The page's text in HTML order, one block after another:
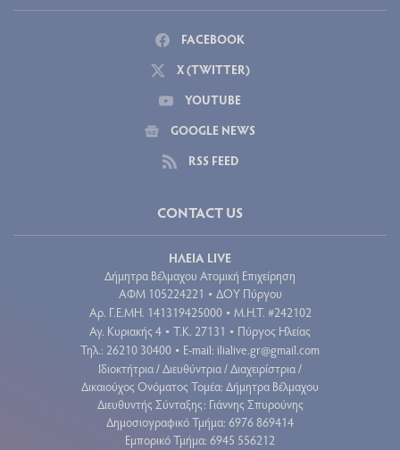
FACEBOOK
X (TWITTER)
YOUTUBE
GOOGLE NEWS
RSS FEED
CONTACT US
ΗΛΕΙΑ LIVE
Δήμητρα Βέλμαχου Ατομική Επιχείρηση
ΑΦΜ 105224221 • ΔΟΥ Πύργου
Aρ. Γ.Ε.ΜΗ. 141319425000 • Μ.Η.Τ. #242102
Αγ. Κυριακής 4 • Τ.Κ. 27131 • Πύργος Ηλείας
Τηλ.: 26210 30400 • E-mail: ilialive.gr@gmail.com
Ιδιοκτήτρια / Διευθύντρια / Διαχειρίστρια /
Δικαιούχος Ονόματος Τομέα: Δήμητρα Βέλμαχου
Διευθυντής Σύνταξης: Γιάννης Σπυρούνης
Δημοσιογραφικό Τμήμα: 6976 869414
Εμπορικό Τμήμα: 6945 556212